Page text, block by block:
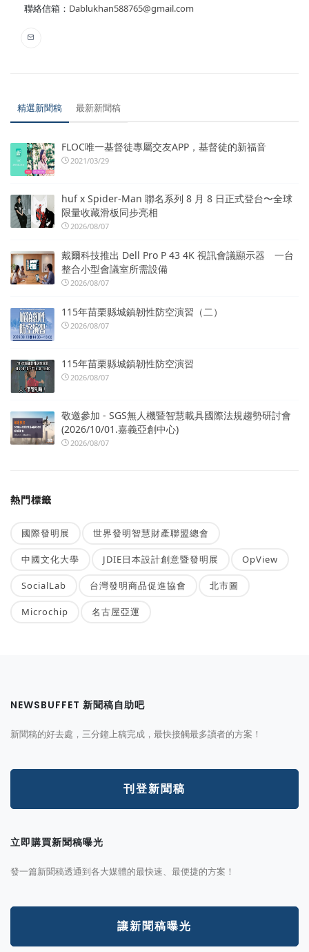
聯絡信箱： Dablukhan588765@gmail.com
精選新聞稿 最新新聞稿
FLOC唯一基督徒專屬交友APP，基督徒的新福音
2021/03/29
huf x Spider-Man 聯名系列 8 月 8 日正式登台〜全球
限量收藏滑板同步亮相
2026/08/07
戴爾科技推出 Dell Pro P 43 4K 視訊會議顯示器 一台
整合小型會議室所需設備
2026/08/07
115年苗栗縣城鎮韌性防空演習（二）
2026/08/07
115年苗栗縣城鎮韌性防空演習
2026/08/07
敬邀參加 - SGS無人機暨智慧載具國際法規趨勢研討會
(2026/10/01.嘉義亞創中心)
2026/08/07
熱門標籤
國際發明展 世界發明智慧財產聯盟總會
中國文化大學 JDIE日本設計創意暨發明展 OpView
SocialLab 台灣發明商品促進協會 北市圖
Microchip 名古屋亞運
NEWSBUFFET 新聞稿自助吧
新聞稿的好去處，三分鐘上稿完成，最快接觸最多讀者的方案！
刊登新聞稿
立即購買新聞稿曝光
發一篇新聞稿透通到各大媒體的最快速、最便捷的方案！
讓新聞稿曝光